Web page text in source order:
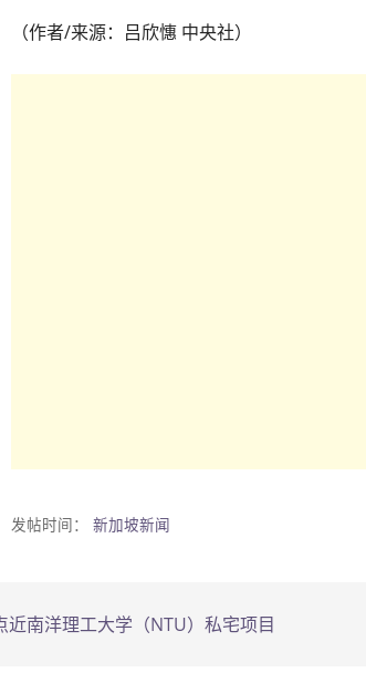
（作者/来源：吕欣憓 中央社）
发帖时间：新加坡新闻
近南洋理工大学（NTU）私宅项目